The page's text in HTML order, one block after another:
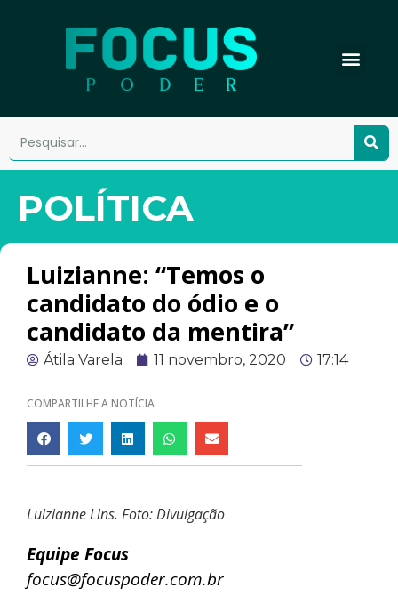
POLÍTICA
Luizianne: “Temos o
candidato do ódio e o
candidato da mentira”
Átila Varela 11 novembro, 2020 17:14
COMPARTILHE A NOTÍCIA
Luizianne Lins. Foto: Divulgação
Equipe Focus
focus@focuspoder.com.br